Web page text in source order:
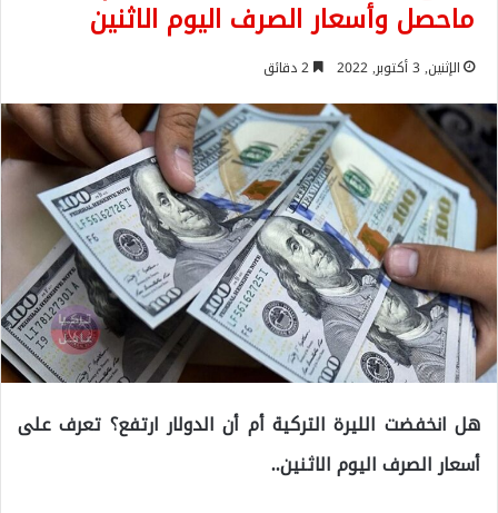
ماحصل وأسعار الصرف اليوم الاثنين
الإثنين, 3 أكتوبر, 2022
هل انخفضت الليرة التركية أم أن الدولار ارتفع؟ تعرف على
أسعار الصرف اليوم الاثنين..